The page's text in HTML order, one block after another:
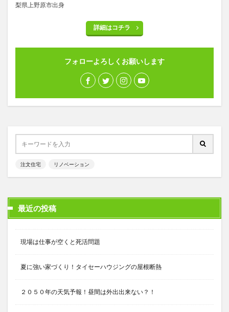
梨県上野原市出身
詳細はコチラ
フォローよろしくお願いします
注文住宅 リノベーション
最近の投稿
現場は仕事が空くと死活問題
夏に強い家づくり！タイセーハウジングの屋根断熱
２０５０年の天気予報！昼間は外出出来ない？！